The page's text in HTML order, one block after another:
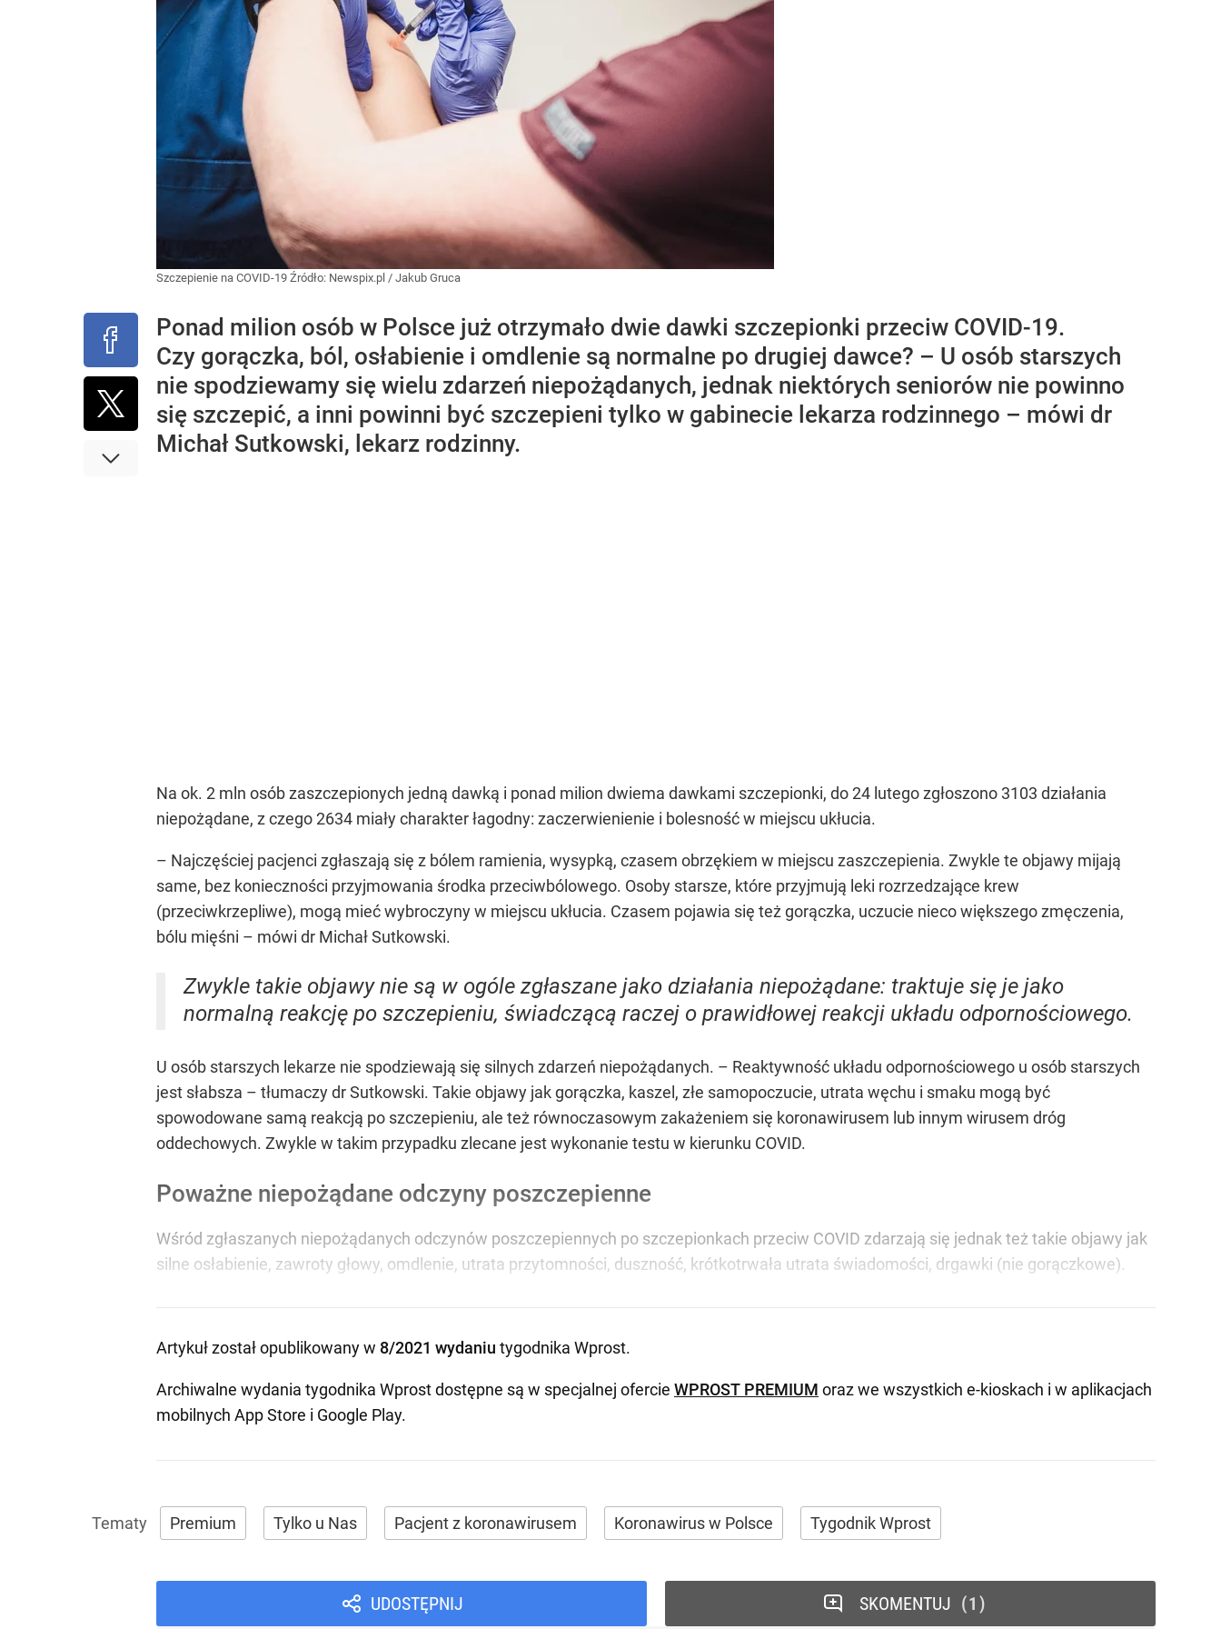
Szczepienie na COVID-19 Źródło: Newspix.pl / Jakub Gruca
Ponad milion osób w Polsce już otrzymało dwie dawki szczepionki przeciw COVID-19.
Czy gorączka, ból, osłabienie i omdlenie są normalne po drugiej dawce? – U osób starszych
nie spodziewamy się wielu zdarzeń niepożądanych, jednak niektórych seniorów nie powinno
się szczepić, a inni powinni być szczepieni tylko w gabinecie lekarza rodzinnego – mówi dr
Michał Sutkowski, lekarz rodzinny.
Na ok. 2 mln osób zaszczepionych jedną dawką i ponad milion dwiema dawkami szczepionki, do 24 lutego zgłoszono 3103 działania
niepożądane, z czego 2634 miały charakter łagodny: zaczerwienienie i bolesność w miejscu ukłucia.
– Najczęściej pacjenci zgłaszają się z bólem ramienia, wysypką, czasem obrzękiem w miejscu zaszczepienia. Zwykle te objawy mijają
same, bez konieczności przyjmowania środka przeciwbólowego. Osoby starsze, które przyjmują leki rozrzedzające krew
(przeciwkrzepliwe), mogą mieć wybroczyny w miejscu ukłucia. Czasem pojawia się też gorączka, uczucie nieco większego zmęczenia,
bólu mięśni – mówi dr Michał Sutkowski.
Zwykle takie objawy nie są w ogóle zgłaszane jako działania niepożądane: traktuje się je jako
normalną reakcję po szczepieniu, świadczącą raczej o prawidłowej reakcji układu odpornościowego.
U osób starszych lekarze nie spodziewają się silnych zdarzeń niepożądanych. – Reaktywność układu odpornościowego u osób starszych
jest słabsza – tłumaczy dr Sutkowski. Takie objawy jak gorączka, kaszel, złe samopoczucie, utrata węchu i smaku mogą być
spowodowane samą reakcją po szczepieniu, ale też równoczasowym zakażeniem się koronawirusem lub innym wirusem dróg
oddechowych. Zwykle w takim przypadku zlecane jest wykonanie testu w kierunku COVID.
Poważne niepożądane odczyny poszczepienne
Wśród zgłaszanych niepożądanych odczynów poszczepiennych po szczepionkach przeciw COVID zdarzają się jednak też takie objawy jak
silne osłabienie, zawroty głowy, omdlenie, utrata przytomności, duszność, krótkotrwała utrata świadomości, drgawki (nie gorączkowe).
Artykuł został opublikowany w 8/2021 wydaniu tygodnika Wprost.
Archiwalne wydania tygodnika Wprost dostępne są w specjalnej ofercie WPROST PREMIUM oraz we wszystkich e-kioskach i w aplikacjach
mobilnych App Store i Google Play.
Premium Tylko u Nas Pacjent z koronawirusem Koronawirus w Polsce Tygodnik Wprost
UDOSTĘPNIJ SKOMENTUJ 1